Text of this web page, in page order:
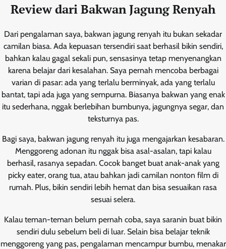
Review dari Bakwan Jagung Renyah
Dari pengalaman saya, bakwan jagung renyah itu bukan sekadar
camilan biasa. Ada kepuasan tersendiri saat berhasil bikin sendiri,
bahkan kalau gagal sekali pun, sensasinya tetap menyenangkan
karena belajar dari kesalahan. Saya pernah mencoba berbagai
varian di pasar: ada yang terlalu berminyak, ada yang terlalu
bantat, tapi ada juga yang sempurna. Biasanya bakwan yang enak
itu sederhana, nggak berlebihan bumbunya, jagungnya segar, dan
teksturnya pas.
Bagi saya, bakwan jagung renyah itu juga mengajarkan kesabaran.
Menggoreng adonan itu nggak bisa asal-asalan, tapi kalau
berhasil, rasanya sepadan. Cocok banget buat anak-anak yang
picky eater, orang tua, atau bahkan jadi camilan nonton film di
rumah. Plus, bikin sendiri lebih hemat dan bisa sesuaikan rasa
sesuai selera.
Kalau teman-teman belum pernah coba, saya saranin buat bikin
sendiri dulu sebelum beli di luar. Selain bisa belajar teknik
menggoreng yang pas, pengalaman mencampur bumbu, menakar